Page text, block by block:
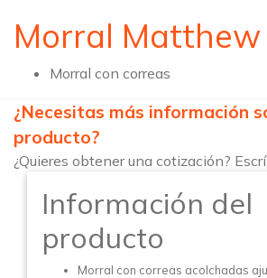
Morral Matthew
Morral con correas
¿Necesitas más información
producto?
¿Quieres obtener una cotización?
Información del
producto
Morral con correas acolchadas